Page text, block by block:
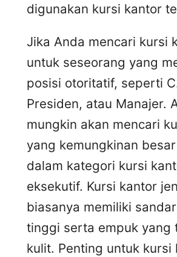
digunakan kursi kantor
Jika Anda mencari kursi
untuk seseorang yang
posisi otoritatif, seperti
Presiden, atau Manajer.
mungkin akan mencari
yang kemungkinan
dalam kategori kursi
eksekutif. Kursi kantor
biasanya memiliki
tinggi serta empuk yang
kulit. Penting untuk kursi